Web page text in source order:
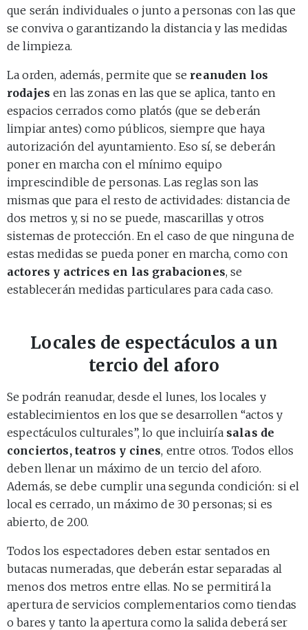
que serán individuales o junto a personas con las que
se conviva o garantizando la distancia y las medidas
de limpieza.
La orden, además, permite que se reanuden los
rodajes en las zonas en las que se aplica, tanto en
espacios cerrados como platós (que se deberán
limpiar antes) como públicos, siempre que haya
autorización del ayuntamiento. Eso sí, se deberán
poner en marcha con el mínimo equipo
imprescindible de personas. Las reglas son las
mismas que para el resto de actividades: distancia de
dos metros y, si no se puede, mascarillas y otros
sistemas de protección. En el caso de que ninguna de
estas medidas se pueda poner en marcha, como con
actores y actrices en las grabaciones, se
establecerán medidas particulares para cada caso.
Locales de espectáculos a un
tercio del aforo
Se podrán reanudar, desde el lunes, los locales y
establecimientos en los que se desarrollen “actos y
espectáculos culturales”, lo que incluiría salas de
conciertos, teatros y cines, entre otros. Todos ellos
deben llenar un máximo de un tercio del aforo.
Además, se debe cumplir una segunda condición: si el
local es cerrado, un máximo de 30 personas; si es
abierto, de 200.
Todos los espectadores deben estar sentados en
butacas numeradas, que deberán estar separadas al
menos dos metros entre ellas. No se permitirá la
apertura de servicios complementarios como tiendas
o bares y tanto la apertura como la salida deberá ser